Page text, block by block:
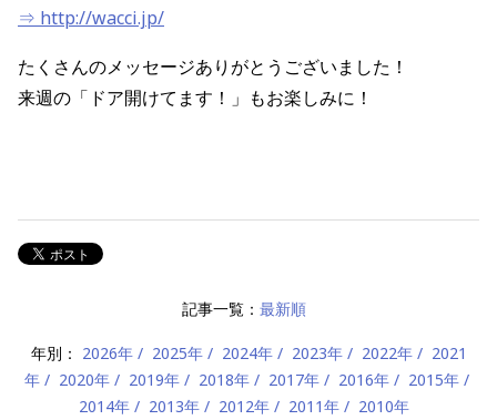
⇒ http://wacci.jp/
たくさんのメッセージありがとうございました！
来週の「ドア開けてます！」もお楽しみに！
記事一覧： 最新順
年別： 2026年 2025年 2024年 2023年 2022年
2021
年
2020年 2019年 2018年 2017年 2016年
2015年
2014年
2013年 2012年 2011年 2010年